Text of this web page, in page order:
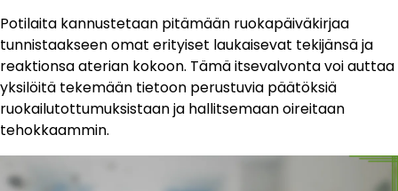
Potilaita kannustetaan pitämään ruokapäiväkirjaa
tunnistaakseen omat erityiset laukaisevat tekijänsä ja
reaktionsa aterian kokoon. Tämä itsevalvonta voi auttaa
yksilöitä tekemään tietoon perustuvia päätöksiä
ruokailutottumuksistaan ja hallitsemaan oireitaan
tehokkaammin.